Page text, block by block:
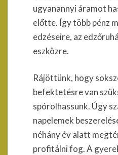
ugyanannyi áramot
előtte. Így több pénz
edzéseire, az
eszközre.
Rájöttünk, hogy
befektetésre van
spórolhassunk. Úgy
napelemek
néhány év alatt
profitálni fog. A